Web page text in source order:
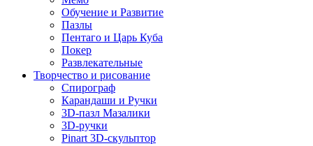
Обучение и Развитие
Пазлы
Пентаго и Царь Куба
Покер
Развлекательные
Творчество и рисование
Спирограф
Карандаши и Ручки
3D-пазл Мазалики
3D-ручки
Pinart 3D-скульптор